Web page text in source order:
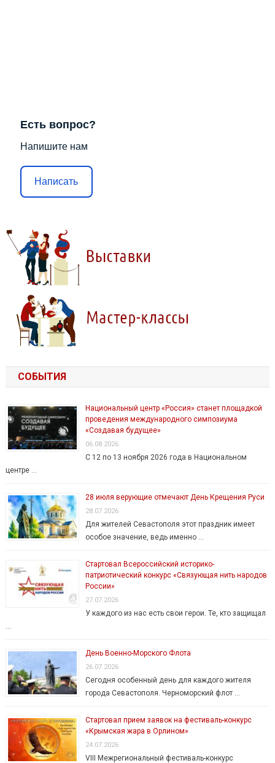
Есть вопрос?
Напишите нам
Написать
СОБЫТИЯ
Национальный центр «Россия» станет площадкой
проведения международного симпозиума
«Создавая будущее»
06.08.2026
С 12 по 13 ноября 2026 года в Национальном
центре …
28 июля верующие отмечают День Крещения Руси
28.07.2026
Для жителей Севастополя этот праздник имеет
особое значение, ведь именно …
Стартовал Всероссийский историко-
патриотический конкурс «Связующая нить народов
России»
27.07.2026
У каждого из нас есть свои герои. Те, кто защищал
День Военно-Морского Флота
26.07.2026
Сегодня особенный день для каждого жителя
города Севастополя. Черноморский флот …
Стартовал прием заявок на фестиваль-конкурс
«Крымская жара в Орлином»
24.07.2026
VIII Межрегиональный фестиваль-конкурс